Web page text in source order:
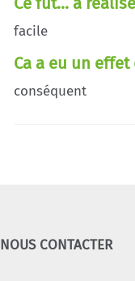
facile
Ca a eu un
conséquent
NOUS CONTACTER